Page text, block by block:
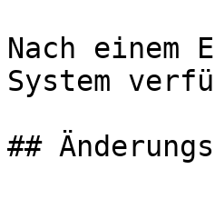
Nach
System
##